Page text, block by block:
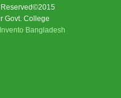
Govt. College
Invento Bangladesh